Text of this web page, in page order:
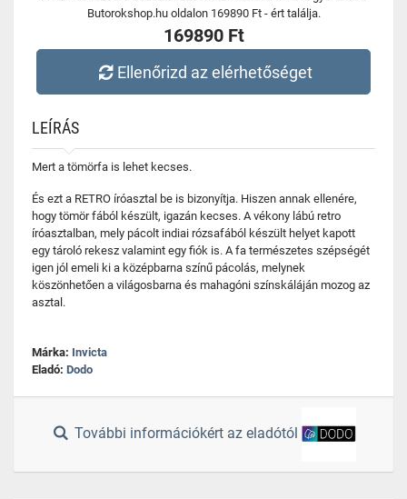
Butorokshop.hu oldalon 169890 Ft - ért találja.
169890 Ft
Ellenőrizd az elérhetőséget
LEÍRÁS
Mert a tömörfa is lehet kecses.
És ezt a RETRO íróasztal be is bizonyítja. Hiszen annak ellenére,
hogy tömör fából készült, igazán kecses. A vékony lábú retro
íróasztalban, mely pácolt indiai rózsafából készült helyet kapott
egy tároló rekesz valamint egy fiók is. A fa természetes szépségét
igen jól emeli ki a középbarna színű pácolás, melynek
köszönhetően a világosbarna és mahagóni színskáláján mozog az
asztal.
Márka: Invicta
Eladó: Dodo
További információkért az eladótól